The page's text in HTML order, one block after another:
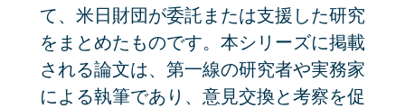
て、米日財団が委託または支援した研究
をまとめたものです。本シリーズに掲載
される論文は、第一線の研究者や実務家
による執筆であり、意見交換と考察を促